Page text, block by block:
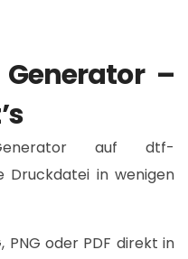
–
auf dtf-
Druckdatei in wenigen
PNG oder PDF direkt in